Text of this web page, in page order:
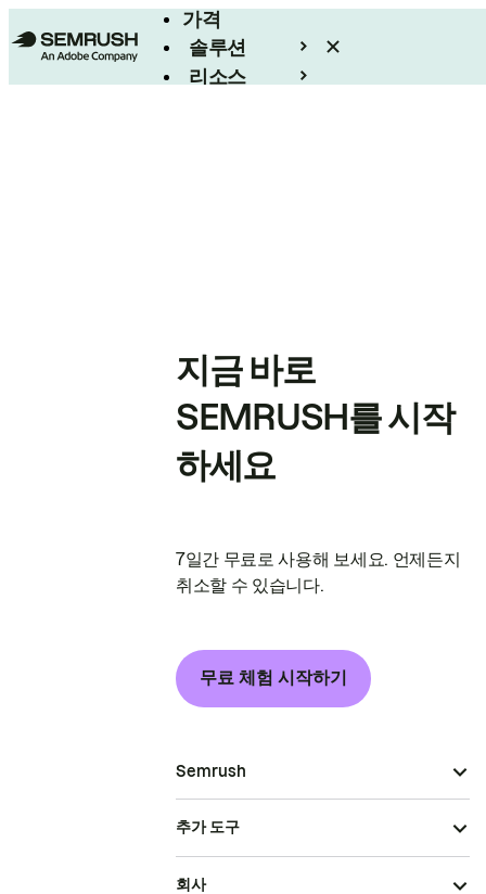
가격
솔루션
리소스
지금 바로
SEMRUSH를 시작
하세요
7일간 무료로 사용해 보세요. 언제든지
취소할 수 있습니다.
무료 체험 시작하기
Semrush
추가 도구
회사